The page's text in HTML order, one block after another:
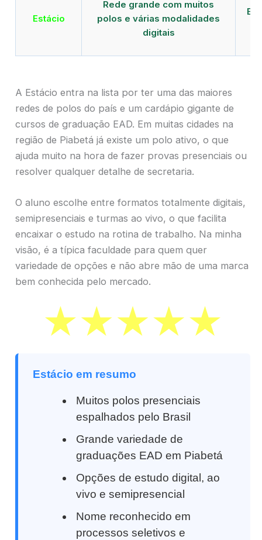
Estácio
Rede grande com muitos
polos e várias modalidades
digitais
A Estácio entra na lista por ter uma das maiores
redes de polos do país e um cardápio gigante de
cursos de graduação EAD. Em muitas cidades na
região de Piabetá já existe um polo ativo, o que
ajuda muito na hora de fazer provas presenciais ou
resolver qualquer detalhe de secretaria.
O aluno escolhe entre formatos totalmente digitais,
semipresenciais e turmas ao vivo, o que facilita
encaixar o estudo na rotina de trabalho. Na minha
visão, é a típica faculdade para quem quer
variedade de opções e não abre mão de uma marca
bem conhecida pelo mercado.
Estácio em resumo
Muitos polos presenciais
espalhados pelo Brasil
Grande variedade de
graduações EAD em Piabetá
Opções de estudo digital, ao
vivo e semipresencial
Nome reconhecido em
processos seletivos e